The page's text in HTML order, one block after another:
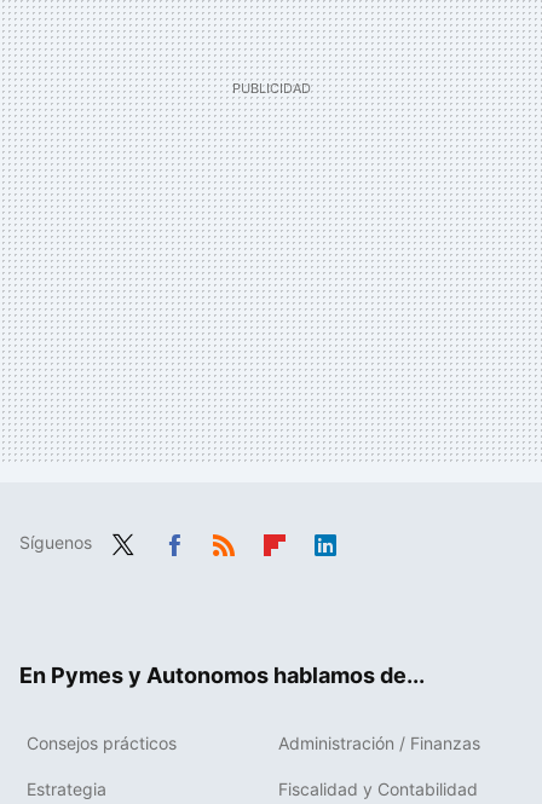
Síguenos
En Pymes y Autonomos hablamos de...
Consejos prácticos Administración / Finanzas
Estrategia Fiscalidad y Contabilidad